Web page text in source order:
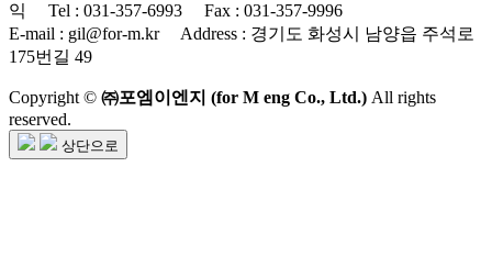
익
Tel : 031-357-6993
Fax : 031-357-9996
E-mail : gil@for-m.kr
Address : 경기도 화성시 남양읍 주석로
175번길 49
Copyright © ㈜포엠이엔지 (for M eng Co., Ltd.) All rights
reserved.
상단으로